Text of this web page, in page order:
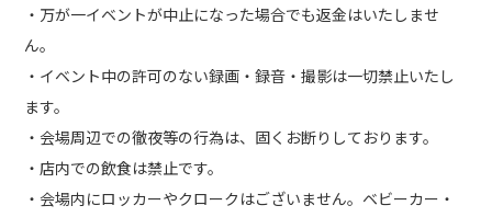
・万が一イベントが中止になった場合でも返金はいたしませ
ん。
・イベント中の許可のない録画・録音・撮影は一切禁止いたし
ます。
・会場周辺での徹夜等の行為は、固くお断りしております。
・店内での飲食は禁止です。
・会場内にロッカーやクロークはございません。ベビーカー・